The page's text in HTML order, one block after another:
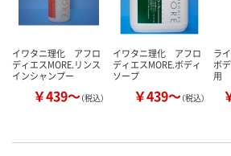
イワタニ理化 アフロ
ディエスMORE.リンス
インシャンプー
￥439～（税込）
イワタニ理化 アフロ
ディエスMORE.ボディ
ソープ
￥439～（税込）
ラ
ボ
用